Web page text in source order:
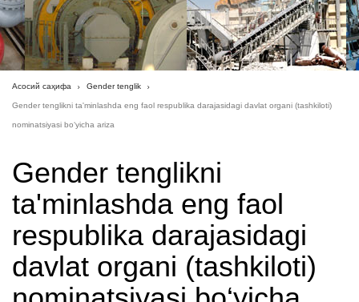
Асосий саҳифа Gender tenglik
Gender tenglikni ta'minlashda eng faol respublika darajasidagi davlat organi (tashkiloti)
nominatsiyasi bo‘yicha ariza
Gender tenglikni
ta'minlashda eng faol
respublika darajasidagi
davlat organi (tashkiloti)